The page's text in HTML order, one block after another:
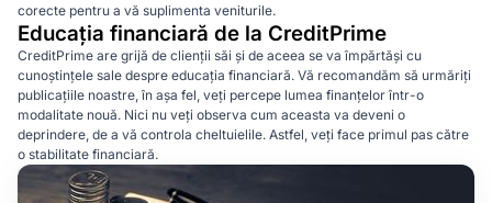
corecte pentru a vă suplimenta veniturile.
Educația financiară de la CreditPrime
CreditPrime are grijă de clienții săi și de aceea se va împărtăși cu
cunoștințele sale despre educația financiară. Vă recomandăm să urmăriți
publicațiile noastre, în așa fel, veți percepe lumea finanțelor într-o
modalitate nouă. Nici nu veți observa cum aceasta va deveni o
deprindere, de a vă controla cheltuielile. Astfel, veți face primul pas către
o stabilitate financiară.